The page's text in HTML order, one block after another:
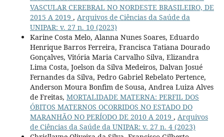
VASCULAR CEREBRAL NO NORDESTE BRASILEIRO, DE
2015 A 2019 , Arquivos de Ciências da Saúde da
UNIPAR: v. 27 n. 10 (2023)
Karine Costa Melo, Alanna Nunes Soares, Eduardo
Henrique Barros Ferreira, Francisca Tatiana Dourado
Gonçalves, Vitória Maria Carvalho Silva, Elizandra
Lima Costa, Joelson da Silva Medeiros, Dalvan Josué
Fernandes da Silva, Pedro Gabriel Rebelato Pertence,
Anderson Moura Bonfim de Sousa, Andrea Luiza Alves
de Freitas, MORTALIDADE MATERNA: PERFIL DOS
ÓBITOS MATERNOS OCORRIDOS NO ESTADO DO
MARANHÃO NO PERÍODO DE 2010 A 2019 , Arquivos
de Ciências da Saúde da UNIPAR: v. 27 n. 4 (2023)